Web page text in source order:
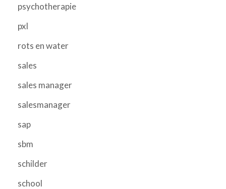
psychotherapie
pxl
rots en water
sales
sales manager
salesmanager
sap
sbm
schilder
school